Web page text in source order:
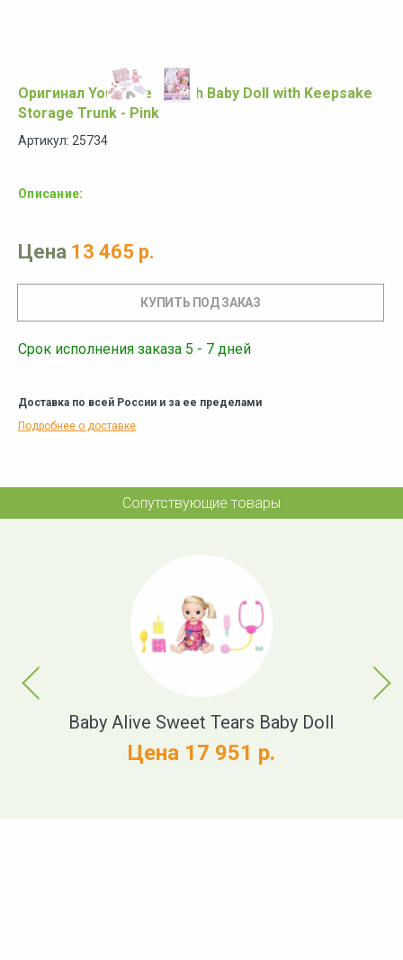
Оригинал You & Me 14 Inch Baby Doll with Keepsake
Storage Trunk - Pink
Артикул: 25734
Описание:
Цена 13 465 р.
Срок исполнения заказа 5 - 7 дней
Доставка по всей России и за ее пределами
Подробнее о доставке
Сопутствующие товары
Previous
Baby Alive Sweet Tears Baby Doll
Цена 17 951 р.
Next